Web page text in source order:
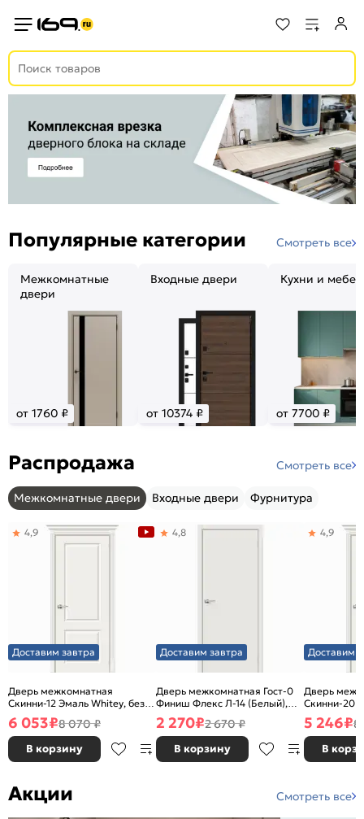
Популярные категории Смотреть все
Межкомнатные
двери
от 1760 ₽
Входные двери
от 10374 ₽
Кухни и
от 7700 ₽
Распродажа Смотреть все
Межкомнатные двери Входные двери Фурнитура
Доставим завтра
Дверь межкомнатная
Скинни-12 Эмаль Whitey, без
декора, глухая, без стекла,
без кромки, скиновая
4,9
6 053₽8 070 ₽
В корзину
Доставим завтра
Дверь межкомнатная Гост-0
Финиш Флекс Л-14 (Белый),
глухая, каркасно-щитовая
4,8
2 270₽2 670 ₽
В корзину
Доставим
Дверь
Скинни-20
декора,
без кромки,
4,9
5 246₽8
В
Акции Смотреть все